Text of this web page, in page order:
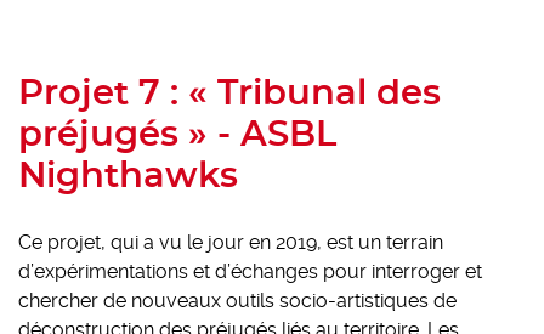
Projet 7 : « Tribunal des
préjugés » - ASBL
Nighthawks
Ce projet, qui a vu le jour en 2019, est un terrain
d’expérimentations et d’échanges pour interroger et
chercher de nouveaux outils socio-artistiques de